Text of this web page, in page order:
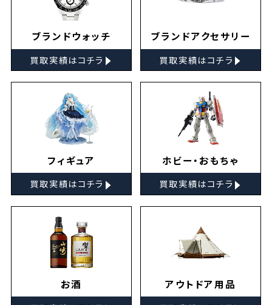
ブランドウォッチ
買取実績はコチラ ▸
ブランドアクセサリー
買取実績はコチラ ▸
フィギュア
買取実績はコチラ ▸
ホビー・おもちゃ
買取実績はコチラ ▸
お酒 アウトドア用品